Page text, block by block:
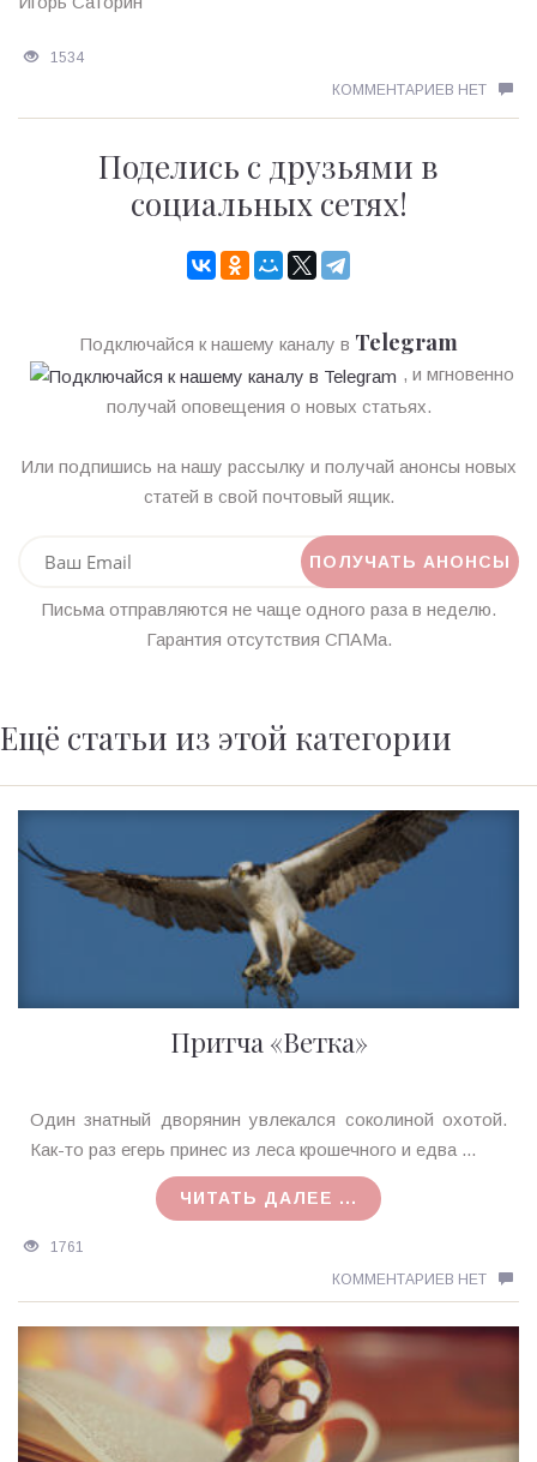
1534
КОММЕНТАРИЕВ НЕТ
Поделись с друзьями в
социальных сетях!
Подключайся к нашему каналу в Telegram
, и мгновенно
получай оповещения о новых статьях.
Или подпишись на нашу рассылку и получай анонсы новых
статей в свой почтовый ящик.
Письма отправляются не чаще одного раза в неделю.
Гарантия отсутствия СПАМа.
Ещё статьи из этой категории
Притча «Ветка»
Ирина
MagicTantra
Один знатный дворянин увлекался соколиной охотой.
Как-то раз егерь принес из леса крошечного и едва ...
ЧИТАТЬ ДАЛЕЕ ...
1761
КОММЕНТАРИЕВ НЕТ